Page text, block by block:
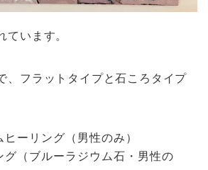
ています。
、フラットタイプと石ころタイプ
ーリング（男性のみ）
グ（ブルーラジウム石・男性の